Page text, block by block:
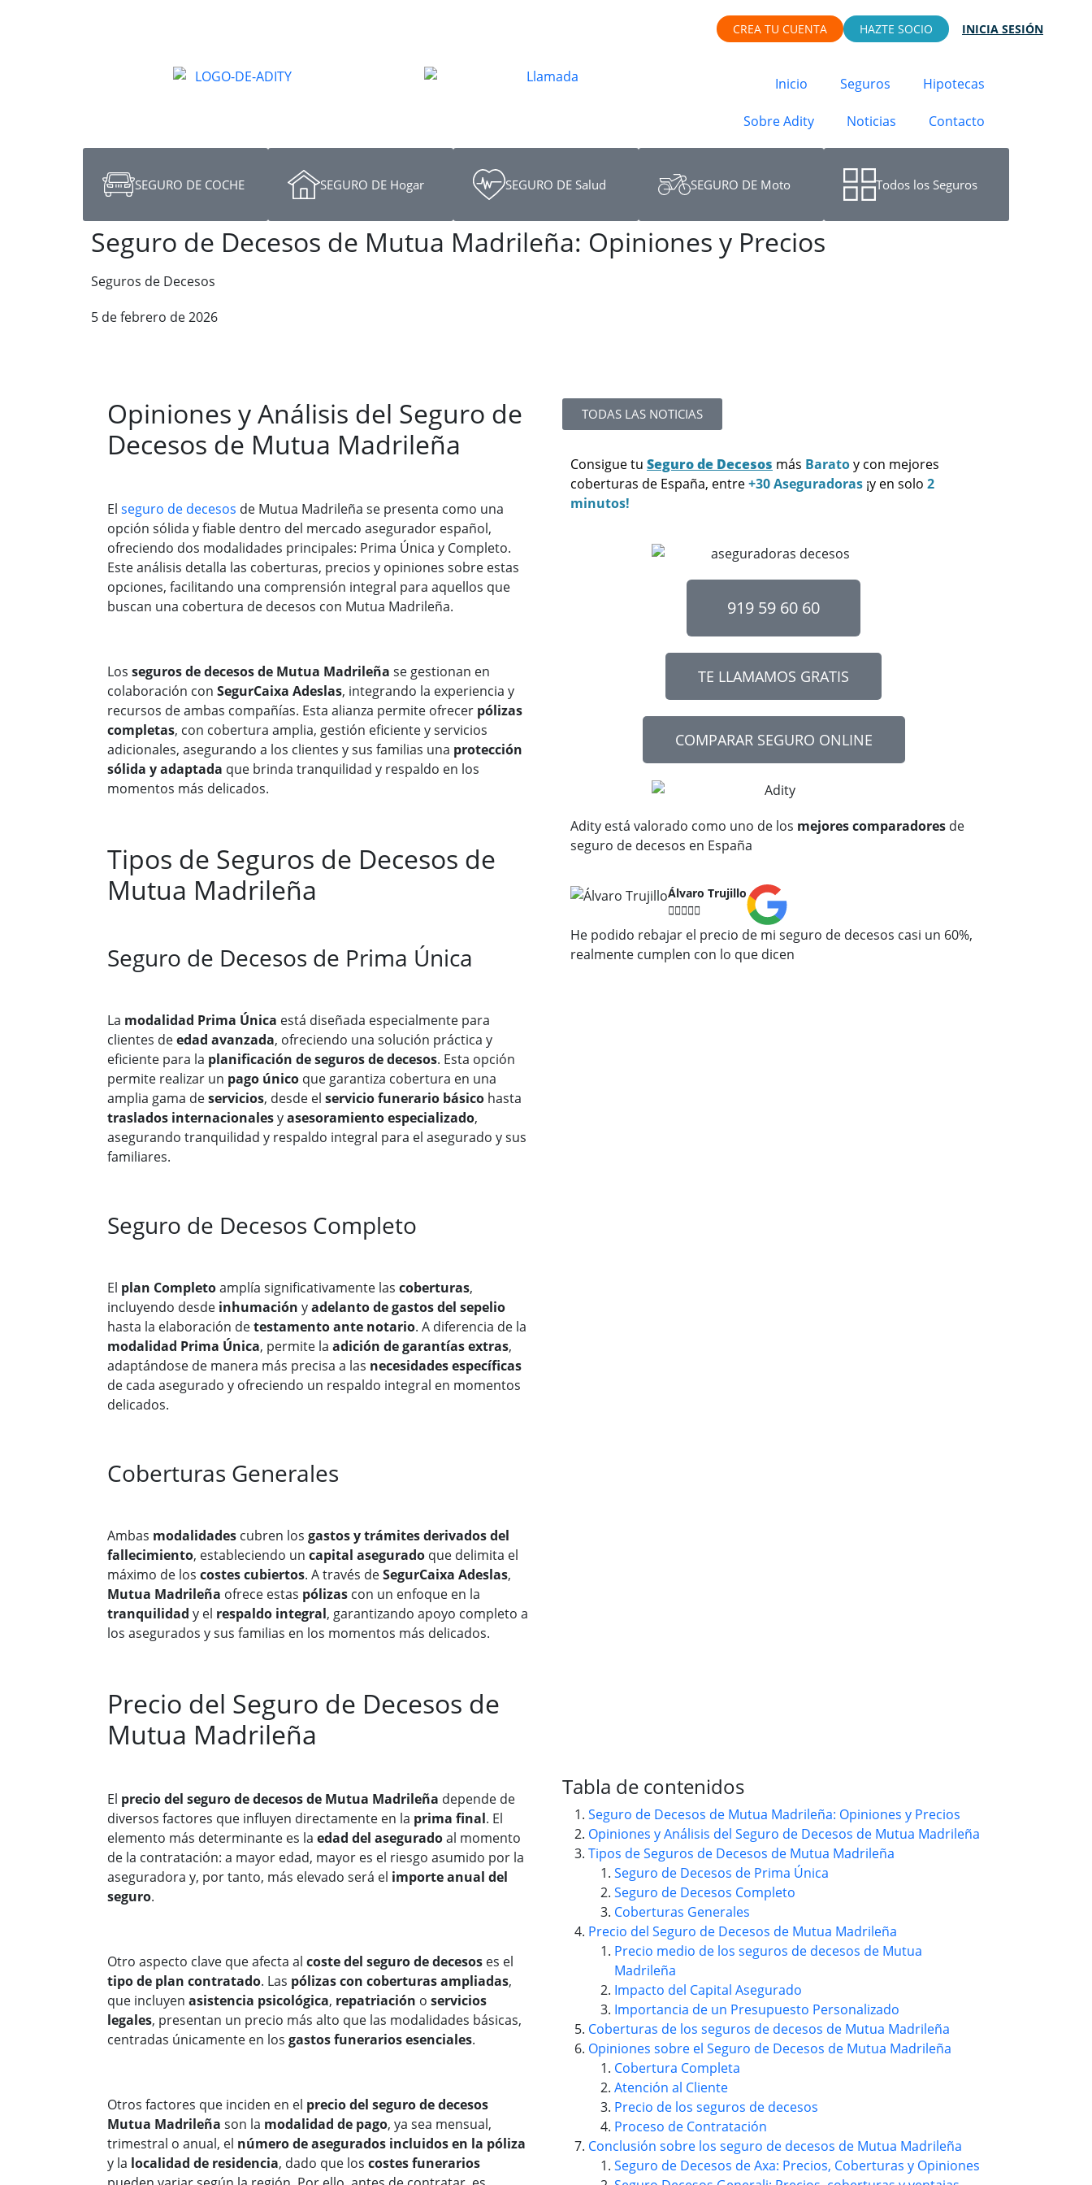
CREA TU CUENTA HAZTE SOCIO INICIA SESIÓN
Inicio Seguros Hipotecas
Sobre Adity Noticias Contacto
SEGURO DE COCHE SEGURO DE Hogar SEGURO DE Salud SEGURO DE Moto Todos los Seguros
Seguro de Decesos de Mutua Madrileña: Opiniones y Precios
Seguros de Decesos
5 de febrero de 2026
Opiniones y Análisis del Seguro de
Decesos de Mutua Madrileña
El seguro de decesos de Mutua Madrileña se presenta como una
opción sólida y fiable dentro del mercado asegurador español,
ofreciendo dos modalidades principales: Prima Única y Completo.
Este análisis detalla las coberturas, precios y opiniones sobre estas
opciones, facilitando una comprensión integral para aquellos que
buscan una cobertura de decesos con Mutua Madrileña.
Los seguros de decesos de Mutua Madrileña se gestionan en
colaboración con SegurCaixa Adeslas, integrando la experiencia y
recursos de ambas compañías. Esta alianza permite ofrecer pólizas
completas, con cobertura amplia, gestión eficiente y servicios
adicionales, asegurando a los clientes y sus familias una protección
sólida y adaptada que brinda tranquilidad y respaldo en los
momentos más delicados.
Tipos de Seguros de Decesos de
Mutua Madrileña
Seguro de Decesos de Prima Única
La modalidad Prima Única está diseñada especialmente para
clientes deedad avanzada, ofreciendo una solución práctica y
eficiente para la planificación de seguros de decesos. Esta opción
permite realizar un pago único que garantiza cobertura en una
amplia gama deservicios, desde el servicio funerario básico hasta
traslados internacionalesyasesoramiento especializado,
asegurando tranquilidad y respaldo integral para el asegurado y sus
familiares.
Seguro de Decesos Completo
El plan Completoamplía significativamente las coberturas,
incluyendo desde inhumación yadelanto de gastos del sepelio
hasta la elaboración detestamento ante notario. A diferencia de la
modalidad Prima Única, permite la adición de garantías extras,
adaptándose de manera más precisa a las necesidades específicas
de cada asegurado y ofreciendo un respaldo integral en momentos
delicados.
Coberturas Generales
Ambas modalidades cubren los gastos y trámites derivados del
fallecimiento, estableciendo un capital asegurado que delimita el
máximo de los costes cubiertos. A través deSegurCaixa Adeslas,
Mutua Madrileña ofrece estas pólizas con un enfoque en la
tranquilidad y el respaldo integral, garantizando apoyo completo a
los asegurados y sus familias en los momentos más delicados.
Precio del Seguro de Decesos de
Mutua Madrileña
El precio del seguro de decesos de Mutua Madrileña depende de
diversos factores que influyen directamente en la prima final. El
elemento más determinante es la edad del aseguradoal momento
de la contratación: a mayor edad, mayor es el riesgo asumido por la
aseguradora y, por tanto, más elevado será el importe anual del
seguro.
Otro aspecto clave que afecta al coste del seguro de decesos es el
tipo de plan contratado. Las pólizas con coberturas ampliadas,
que incluyen asistencia psicológica, repatriación o servicios
legales, presentan un precio más alto que las modalidades básicas,
centradas únicamente en los gastos funerarios esenciales.
Otros factores que inciden en el precio del seguro de decesos
Mutua Madrileña son la modalidad de pago, ya sea mensual,
trimestral o anual, el número de asegurados incluidos en la póliza
y la localidad de residencia, dado que los costes funerarios
TODAS LAS NOTICIAS
Consigue tu Seguro de Decesos más Baratoy con mejores
coberturas de España, entre+30 Aseguradoras ¡y en solo 2
minutos!
919 59 60 60
TE LLAMAMOS GRATIS
COMPARAR SEGURO ONLINE
Adity está valorado como uno de los mejores comparadores de
seguro de decesos en España
Álvaro Trujillo

He podido rebajar el precio de mi seguro de decesos casi un 60%,
realmente cumplen con lo que dicen
Tabla de contenidos
Seguro de Decesos de Mutua Madrileña: Opiniones y Precios
Opiniones y Análisis del Seguro de Decesos de Mutua Madrileña
Tipos de Seguros de Decesos de Mutua Madrileña
Seguro de Decesos de Prima Única
Seguro de Decesos Completo
Coberturas Generales
Precio del Seguro de Decesos de Mutua Madrileña
Precio medio de los seguros de decesos de Mutua
Madrileña
Impacto del Capital Asegurado
Importancia de un Presupuesto Personalizado
Coberturas de los seguros de decesos de Mutua Madrileña
Opiniones sobre el Seguro de Decesos de Mutua Madrileña
Cobertura Completa
Atención al Cliente
Precio de los seguros de decesos
Proceso de Contratación
Conclusión sobre los seguro de decesos de Mutua Madrileña
Seguro de Decesos de Axa: Precios, Coberturas y Opiniones